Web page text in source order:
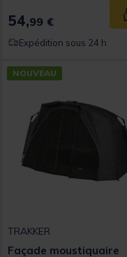
54,99 €
Expédition sous 24 h
NOUVEAU
TRAKKER
Façade moustiquaire